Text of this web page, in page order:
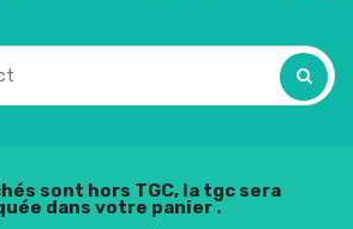
sont hors TGC, la tgc sera
dans votre panier .